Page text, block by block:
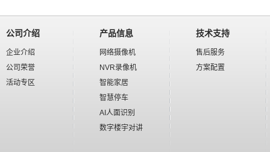
公司介绍
企业介绍
公司荣誉
活动专区
产品信息
网络摄像机
NVR录像机
智能家居
智慧停车
AI人面识别
数字楼宇对讲
技术支持
售后服务
方案配置